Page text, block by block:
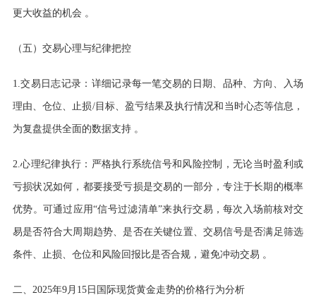
更大收益的机会 。
（五）交易心理与纪律把控
1.交易日志记录：详细记录每一笔交易的日期、品种、方向、入场
理由、仓位、止损/目标、盈亏结果及执行情况和当时心态等信息，
为复盘提供全面的数据支持 。
2.心理纪律执行：严格执行系统信号和风险控制，无论当时盈利或
亏损状况如何，都要接受亏损是交易的一部分，专注于长期的概率
优势。可通过应用“信号过滤清单”来执行交易，每次入场前核对交
易是否符合大周期趋势、是否在关键位置、交易信号是否满足筛选
条件、止损、仓位和风险回报比是否合规，避免冲动交易 。
二、 2025年9月15日国际现货黄金走势的价格行为分析